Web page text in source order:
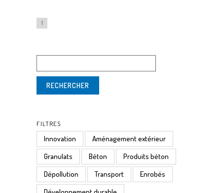
1
FILTRES
Innovation
Aménagement extérieur
Granulats
Béton
Produits béton
Dépollution
Transport
Enrobés